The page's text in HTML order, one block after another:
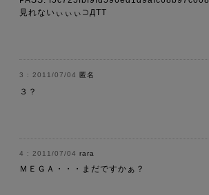
見れないぃぃぃ⊃ДTT
2011/07/04 匿名
３？
2011/07/04 rara
ＭＥＧＡ・・・まだですかぁ？